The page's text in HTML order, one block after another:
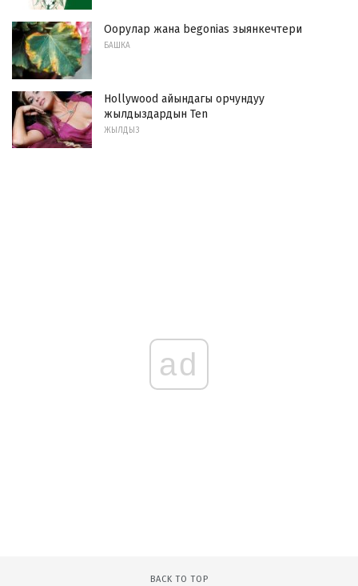
Оорулар жана begonias зыянкечтери
БАШКА
Hollywood айындагы орчундуу
жылдыздардын Ten
ЖЫЛДЫЗ
ad
BACK TO TOP